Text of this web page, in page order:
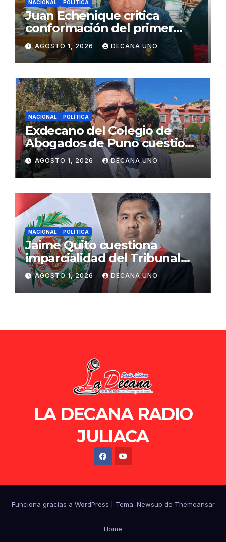
NACIONAL POLÍTICA
Juan Echenique critica
conformación del primer
gabinete ministerial de Keiko
Fujimori
AGOSTO 1, 2026 DECANA UNO
NACIONAL POLÍTICA
Exdecano del Colegio de
Abogados de Puno cuestiona
propuestas sobre seguridad
ciudadana
AGOSTO 1, 2026 DECANA UNO
NACIONAL POLÍTICA
Jaime Quito cuestiona
imparcialidad del Tribunal
Constitucional tras liberación
de Ollanta Humala
AGOSTO 1, 2026 DECANA UNO
LA DECANA RADIO
JULIACA
Funciona gracias a WordPress Tema: Newsup de Themeansar
Home